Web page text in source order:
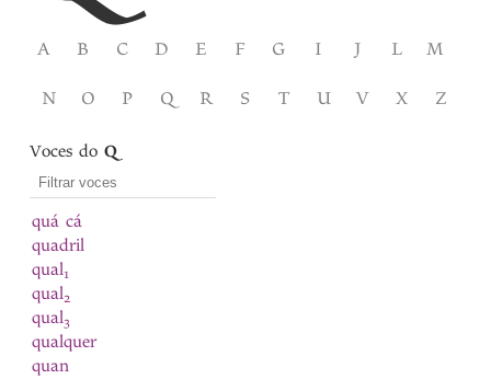
A B C D E F G I J L M
N O P Q R S T U V X Z
Voces doQ
quá cá
quadril
qual1
qual2
qual3
qualquer
quan